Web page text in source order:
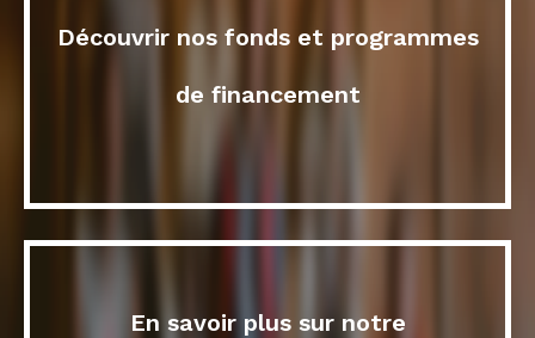
Découvrir nos fonds et programmes
de financement
En savoir plussur notre